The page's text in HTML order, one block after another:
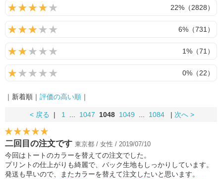
22%（2828）
6%（731）
1%（71）
0%（22）
｜新着順｜ 評価の高い順 ｜
< 戻る | 1 1047 1048 1049 1084 | 次へ >
二回目の注文です 東京都 / 女性 / 2019/07/10
今回はトートのカラーを替えての注文でした。
プリントの仕上がりも綺麗で、バック生地もしっかりしています。
発送も早いので、またカラーを替えて注文したいと思います。